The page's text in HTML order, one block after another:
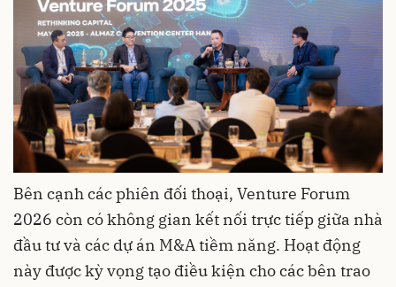
Bên cạnh các phiên đối thoại, Venture Forum
2026 còn có không gian kết nối trực tiếp giữa nhà
đầu tư và các dự án M&A tiềm năng. Hoạt động
này được kỳ vọng tạo điều kiện cho các bên trao